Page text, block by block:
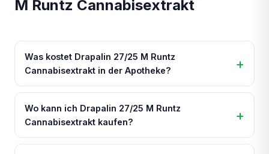
M Runtz Cannabisextrakt
Was kostet Drapalin 27/25 M Runtz
Cannabisextrakt in der Apotheke?
Wo kann ich Drapalin 27/25 M Runtz
Cannabisextrakt kaufen?